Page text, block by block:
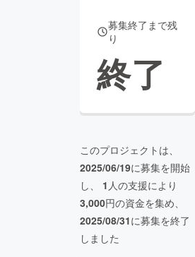
募集終了まで残
り
終了
このプロジェクトは、
2025/06/19に募集を開始
し、 1 人の支援により
3,000円の資金を集め、
2025/08/31に募集を終了
しました